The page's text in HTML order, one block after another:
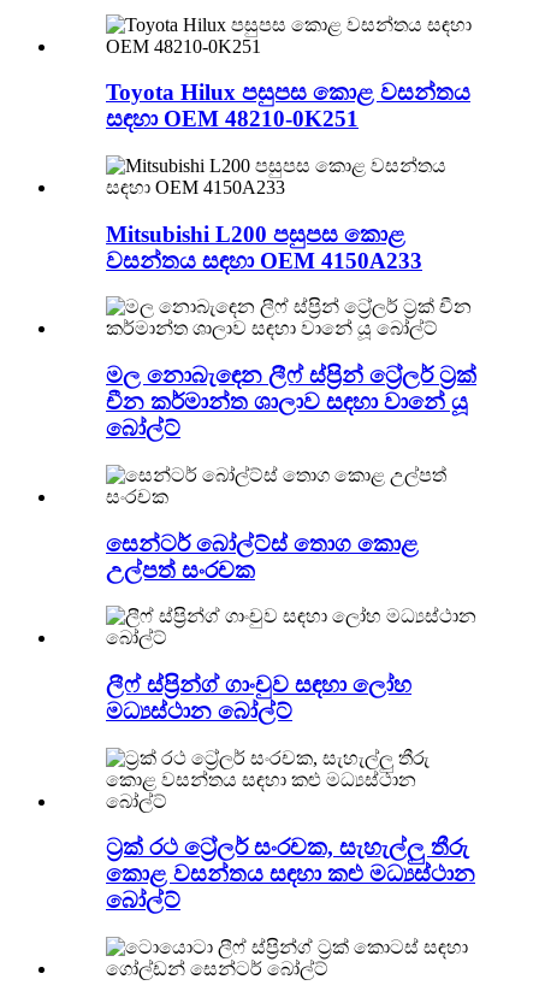
Toyota Hilux පසුපස කොළ වසන්තය
සඳහා OEM 48210-0K251
Mitsubishi L200 පසුපස කොළ
වසන්තය සඳහා OEM 4150A233
මල නොබැඳෙන ලීෆ් ස්ප්‍රින් ට්‍රේලර් ට්‍රක්
චීන කර්මාන්ත ශාලාව සඳහා වානේ යූ
බෝල්ට්
සෙන්ටර් බෝල්ට්ස් තොග කොළ
උල්පත් සංරචක
ලීෆ් ස්ප්‍රින්ග් ගාංචුව සඳහා ලෝහ
මධ්‍යස්ථාන බෝල්ට්
ට්‍රක් රථ ට්‍රේලර් සංරචක, සැහැල්ලු තීරු
කොළ වසන්තය සඳහා කළු මධ්‍යස්ථාන
බෝල්ට්